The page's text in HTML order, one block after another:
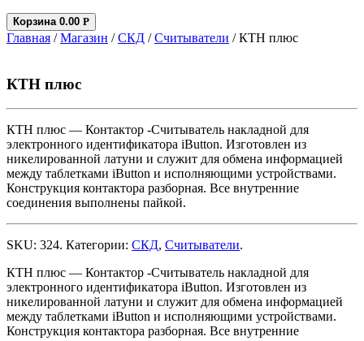
Корзина 0.00 Р
Главная /Магазин /СКД /Считыватели / КТН плюс
КТН плюс
КТН плюс — Контактор -Считыватель накладной для
электронного идентификатора iButton. Изготовлен из
никелированной латуни и служит для обмена информацией
между таблетками iButton и исполняющими устройствами.
Конструкция контактора разборная. Все внутренние
соединения выполнены пайкой.
SKU: 324. Категории: СКД, Считыватели.
КТН плюс — Контактор -Считыватель накладной для
электронного идентификатора iButton. Изготовлен из
никелированной латуни и служит для обмена информацией
между таблетками iButton и исполняющими устройствами.
Конструкция контактора разборная. Все внутренние